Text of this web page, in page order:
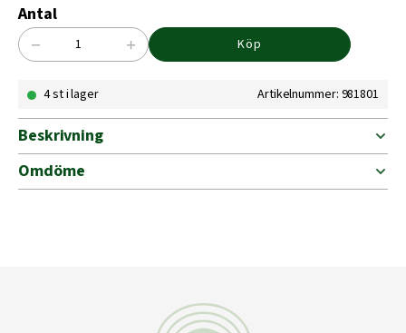
Antal
MULTISLIPARK
DEL
100X150MM
− + Köp
4 st i lager Artikelnummer: 981801
Beskrivning
Omdöme